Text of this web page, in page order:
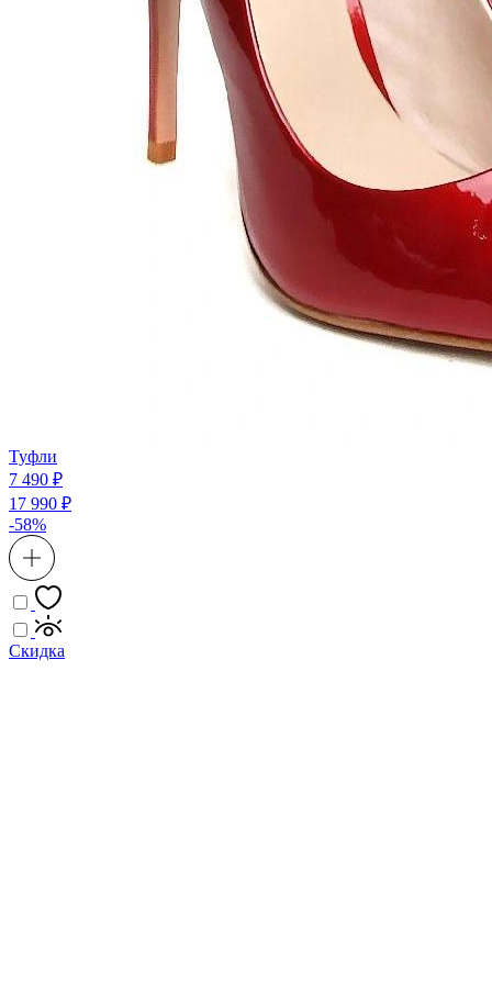
Туфли
7 490 ₽
17 990 ₽
-58%
Скидка